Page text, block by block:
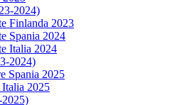
2024)
Finlanda 2023
Spania 2024
Italia 2024
2024)
Spania 2025
2025